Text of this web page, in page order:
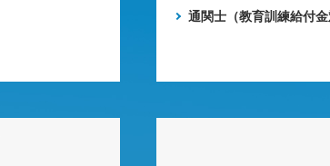
通関士（教育訓練給付金